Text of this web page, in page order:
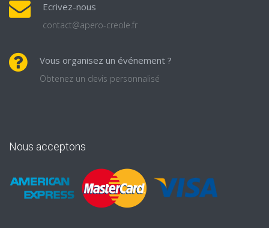
Ecrivez-nous
contact@apero-creole.fr
Vous organisez un événement ?
Obtenez un devis personnalisé
Nous acceptons